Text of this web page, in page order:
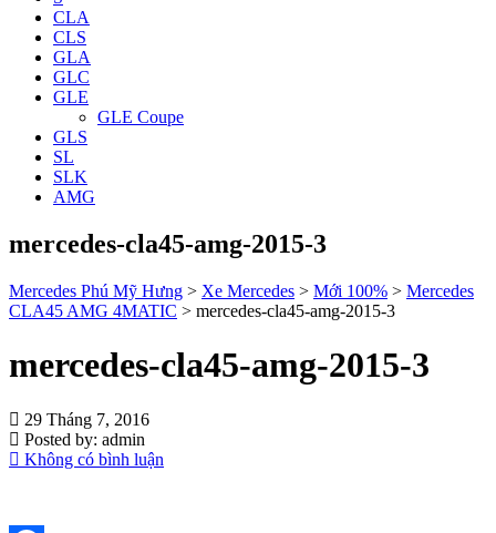
CLA
CLS
GLA
GLC
GLE
GLE Coupe
GLS
SL
SLK
AMG
mercedes-cla45-amg-2015-3
Mercedes Phú Mỹ Hưng > Xe Mercedes > Mới 100% > Mercedes
CLA45 AMG 4MATIC > mercedes-cla45-amg-2015-3
mercedes-cla45-amg-2015-3
29 Tháng 7, 2016
Posted by: admin
Không có bình luận